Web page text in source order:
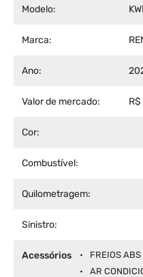
Modelo:
Marca:
Ano:
Valor de mercado:
Cor:
Combustível:
Quilometragem:
Sinistro:
Acessórios FREIOS ABS
AR